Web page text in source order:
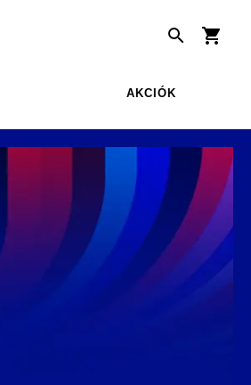
AKCIÓK